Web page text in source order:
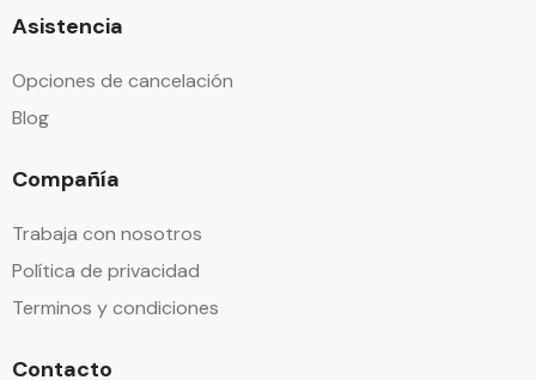
Asistencia
Opciones de cancelación
Blog
Compañía
Trabaja con nosotros
Política de privacidad
Terminos y condiciones
Contacto